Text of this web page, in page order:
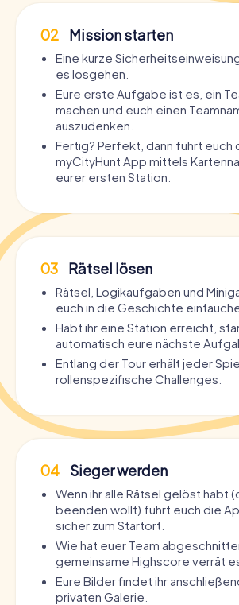
02 Mission starten
Eine kurze
es losgehen.
Eure erste Aufgabe ist es, ein
machen und euch einen
auszudenken.
Fertig? Perfekt, dann führt euch
myCityHunt App mittels
eurer ersten Station.
03 Rätsel lösen
Rätsel, Logikaufgaben und
euch in die Geschichte
Habt ihr eine Station erreicht,
automatisch eure nächste
Entlang der Tour erhält jeder
rollenspezifische Challenges.
04 Sieger werden
Wenn ihr alle Rätsel gelöst habt
beenden wollt) führt euch die
sicher zum Startort.
Wie hat euer Team
gemeinsame Highscore verrät
Eure Bilder findet ihr
privaten Galerie.